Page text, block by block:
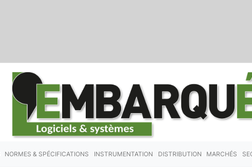
NORMES & SPÉCIFICATIONS INSTRUMENTATION DISTRIBUTION MARCHÉS